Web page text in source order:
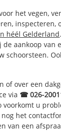
het vegen,
inspecteren,
héél Gelderland
aankoop van
schoorsteen.
of over een
via ☎ 026-
voorkomt u
het
van een